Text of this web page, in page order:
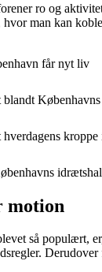
ro og
man kan
får nyt liv
motion
så populært,